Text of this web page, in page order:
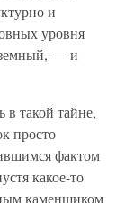
и
уровня
— и
в такой тайне,
просто
фактом
какое-то
каменщиком